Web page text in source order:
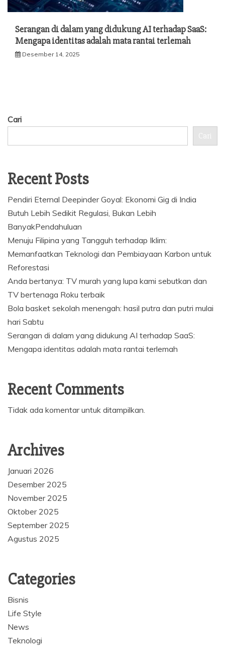
Serangan di dalam yang didukung AI terhadap SaaS:
Mengapa identitas adalah mata rantai terlemah
Desember 14, 2025
Cari
Cari
Recent Posts
Pendiri Eternal Deepinder Goyal: Ekonomi Gig di India
Butuh Lebih Sedikit Regulasi, Bukan Lebih
BanyakPendahuluan
Menuju Filipina yang Tangguh terhadap Iklim:
Memanfaatkan Teknologi dan Pembiayaan Karbon untuk
Reforestasi
Anda bertanya: TV murah yang lupa kami sebutkan dan
TV bertenaga Roku terbaik
Bola basket sekolah menengah: hasil putra dan putri mulai
hari Sabtu
Serangan di dalam yang didukung AI terhadap SaaS:
Mengapa identitas adalah mata rantai terlemah
Recent Comments
Tidak ada komentar untuk ditampilkan.
Archives
Januari 2026
Desember 2025
November 2025
Oktober 2025
September 2025
Agustus 2025
Categories
Bisnis
Life Style
News
Teknologi